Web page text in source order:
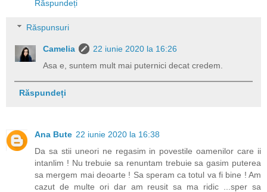
Răspundeți
Răspunsuri
Camelia
22 iunie 2020 la 16:26
Asa e, suntem mult mai puternici decat credem.
Răspundeți
Ana Bute 22 iunie 2020 la 16:38
Da sa stii uneori ne regasim in povestile oamenilor care ii
intanlim ! Nu trebuie sa renuntam trebuie sa gasim puterea
sa mergem mai deoarte ! Sa speram ca totul va fi bine ! Am
cazut de multe ori dar am reusit sa ma ridic ...sper sa